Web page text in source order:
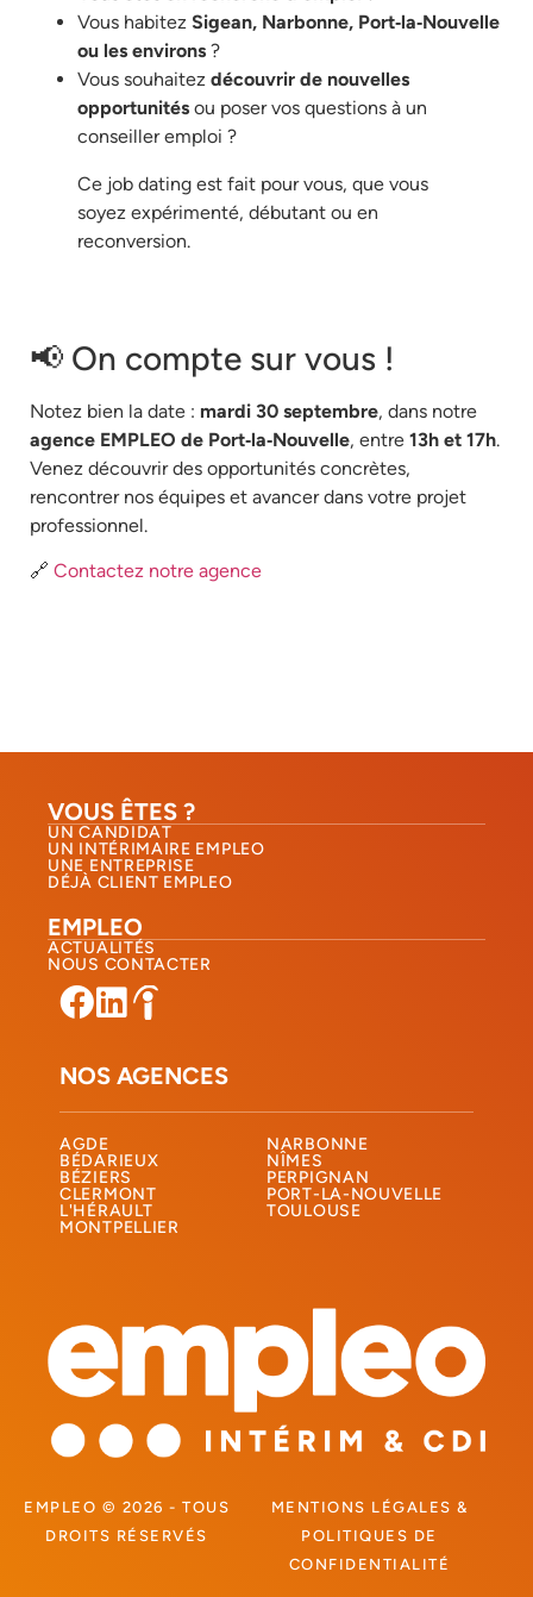
Vous habitez Sigean, Narbonne, Port‑la‑Nouvelle
ou les environs ?
Vous souhaitez découvrir de nouvelles
opportunités ou poser vos questions à un
conseiller emploi ?
Ce job dating est fait pour vous, que vous
soyez expérimenté, débutant ou en
reconversion.
📢 On compte sur vous !
Notez bien la date : mardi 30 septembre, dans notre
agence EMPLEO de Port‑la‑Nouvelle, entre 13h et 17h.
Venez découvrir des opportunités concrètes,
rencontrer nos équipes et avancer dans votre projet
professionnel.
🔗 Contactez notre agence
VOUS ÊTES ?
UN CANDIDAT
UN INTÉRIMAIRE EMPLEO
UNE ENTREPRISE
DÉJÀ CLIENT EMPLEO
EMPLEO
ACTUALITÉS
NOUS CONTACTER​
NOS AGENCES
AGDE
BÉDARIEUX
BÉZIERS
CLERMONT
L'HÉRAULT
MONTPELLIER
NARBONNE
NÎMES
PERPIGNAN
PORT-LA-NOUVELLE
TOULOUSE
EMPLEO © 2026 - TOUS
DROITS RÉSERVÉS
MENTIONS LÉGALES &
POLITIQUES DE
CONFIDENTIALITÉ